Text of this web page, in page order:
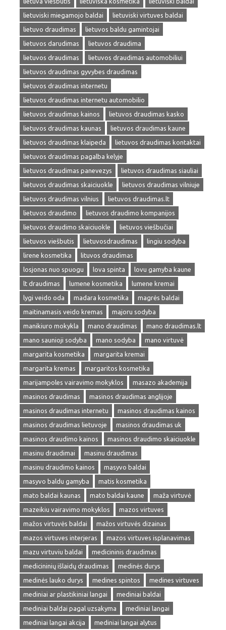
lietuviski miegamojo baldai
lietuviski virtuves baldai
lietuvo draudimas
lietuvos baldu gamintojai
lietuvos darudimas
lietuvos draudima
lietuvos draudimas
lietuvos draudimas automobiliui
lietuvos draudimas gyvybes draudimas
lietuvos draudimas internetu
lietuvos draudimas internetu automobilio
lietuvos draudimas kainos
lietuvos draudimas kasko
lietuvos draudimas kaunas
lietuvos draudimas kaune
lietuvos draudimas klaipeda
lietuvos draudimas kontaktai
lietuvos draudimas pagalba kelyje
lietuvos draudimas panevezys
lietuvos draudimas siauliai
lietuvos draudimas skaiciuokle
lietuvos draudimas vilniuje
lietuvos draudimas vilnius
lietuvos draudimas.lt
lietuvos draudimo
lietuvos draudimo kompanijos
lietuvos draudimo skaiciuokle
lietuvos viešbučiai
lietuvos viešbutis
lietuvosdraudimas
lingiu sodyba
lirene kosmetika
lituvos draudimas
losjonas nuo spuogu
lova spinta
lovu gamyba kaune
lt draudimas
lumene kosmetika
lumene kremai
lygi veido oda
madara kosmetika
magrės baldai
maitinamasis veido kremas
majoru sodyba
manikiuro mokykla
mano draudimas
mano draudimas.lt
mano saunioji sodyba
mano sodyba
mano virtuvė
margarita kosmetika
margarita kremai
margarita kremas
margaritos kosmetika
marijampoles vairavimo mokyklos
masazo akademija
masinos draudimas
masinos draudimas anglijoje
masinos draudimas internetu
masinos draudimas kainos
masinos draudimas lietuvoje
masinos draudimas uk
masinos draudimo kainos
masinos draudimo skaiciuokle
masinu draudimai
masinu draudimas
masinu draudimo kainos
masyvo baldai
masyvo baldu gamyba
matis kosmetika
mato baldai kaunas
mato baldai kaune
maža virtuvė
mazeikiu vairavimo mokyklos
mazos virtuves
mažos virtuvės baldai
mažos virtuvės dizainas
mazos virtuves interjeras
mazos virtuves isplanavimas
mazu virtuviu baldai
medicininis draudimas
medicininių išlaidų draudimas
medinės durys
medinės lauko durys
medines spintos
medines virtuves
mediniai ar plastikiniai langai
mediniai baldai
mediniai baldai pagal uzsakyma
mediniai langai
mediniai langai akcija
mediniai langai alytus